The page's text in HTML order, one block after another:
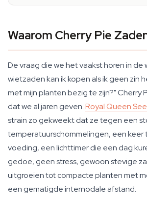
Waarom Cherry Pie
De vraag die we het vaakst horen in de
wietzaden kan ik kopen als ik geen zin
met mijn planten bezig te zijn?" Cherry
dat we al jaren geven.Royal Queen
strain zo gekweekt dat ze tegen een
temperatuurschommelingen, een keer
voeding, een lichttimer die een dag
gedoe, geen stress, gewoon stevige
uitgroeien tot compacte planten met
een gematigde internodale afstand.